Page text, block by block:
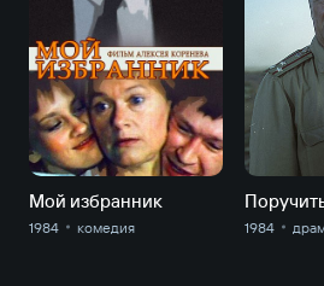
Мой избранник
1984 комедия 1984